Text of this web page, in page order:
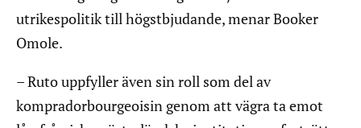
utrikespolitik till högstbjudande, menar Booker
Omole.
– Ruto uppfyller även sin roll som del av
kompradorbourgeoisin genom att vägra ta emot